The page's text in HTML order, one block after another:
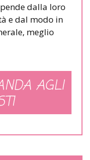
dalla loro
e dal modo in
meglio
AGLI